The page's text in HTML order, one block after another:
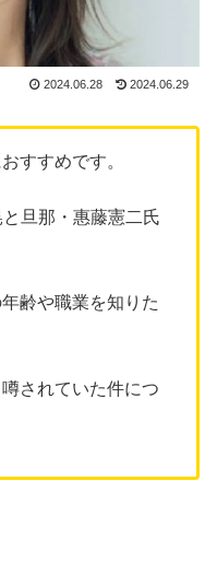
2024.06.28 2024.06.29
すすめです。
旦那・惠藤憲二氏
齢や職業を知りた
されていた件につ